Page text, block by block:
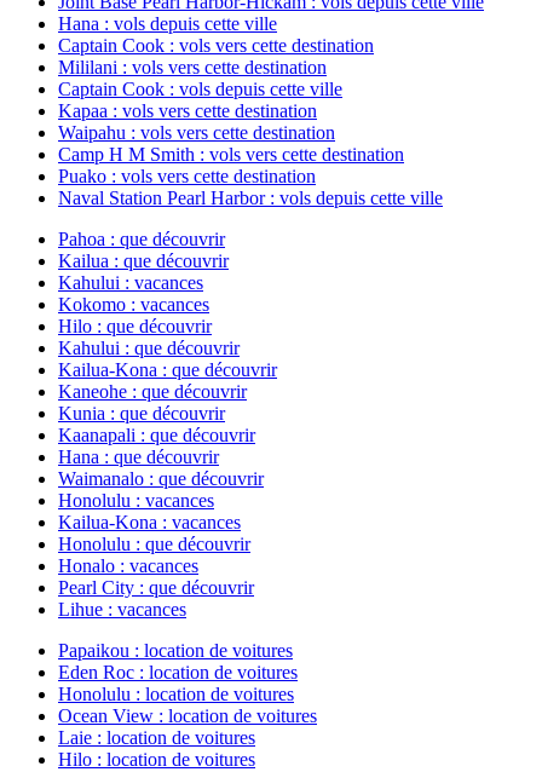
Hana : vols depuis cette ville
Captain Cook : vols vers cette destination
Mililani : vols vers cette destination
Captain Cook : vols depuis cette ville
Kapaa : vols vers cette destination
Waipahu : vols vers cette destination
Camp H M Smith : vols vers cette destination
Puako : vols vers cette destination
Naval Station Pearl Harbor : vols depuis cette ville
Pahoa : que découvrir
Kailua : que découvrir
Kahului : vacances
Kokomo : vacances
Hilo : que découvrir
Kahului : que découvrir
Kailua-Kona : que découvrir
Kaneohe : que découvrir
Kunia : que découvrir
Kaanapali : que découvrir
Hana : que découvrir
Waimanalo : que découvrir
Honolulu : vacances
Kailua-Kona : vacances
Honolulu : que découvrir
Honalo : vacances
Pearl City : que découvrir
Lihue : vacances
Papaikou : location de voitures
Eden Roc : location de voitures
Honolulu : location de voitures
Ocean View : location de voitures
Laie : location de voitures
Hilo : location de voitures